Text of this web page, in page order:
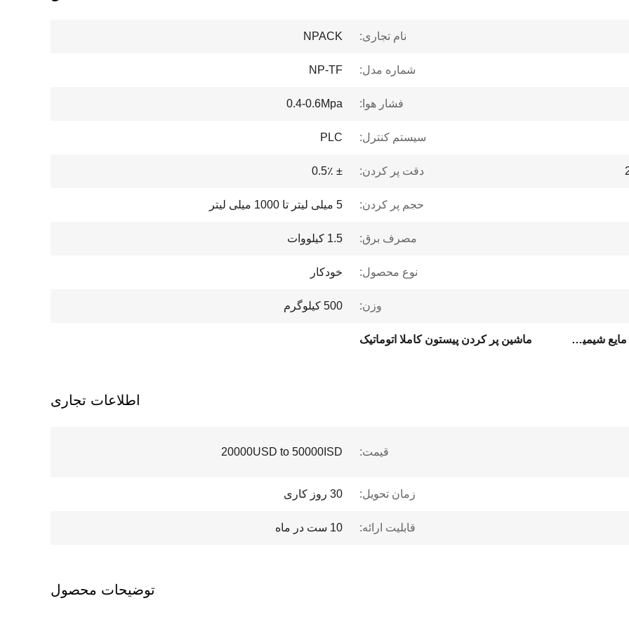
نام تجاری: NPACK
شماره مدل: NP-TF
فشار هوا: 0.4-0.6Mpa
سیستم کنترل: PLC
دقت پر کردن: ± 0.5٪
حجم پر کردن: 5 میلی لیتر تا 1000 میلی لیتر
مصرف برق: 1.5 کیلووات
نوع محصول: خودکار
وزن: 500 کیلوگرم
ماشین پر کردن بطری صابون مایع شیمیایی ماشین پر کردن پیستون کاملا اتوماتیک
اطلاعات تجاری
قیمت: 20000USD to 50000ISD
زمان تحویل: 30 روز کاری
قابلیت ارائه: 10 ست در ماه
توضیحات محصول